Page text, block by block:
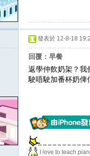
發表於 12-8-18
回覆：早餐
返學仲飲奶架？我
駛唔駛加番杯奶俾
I love to teach